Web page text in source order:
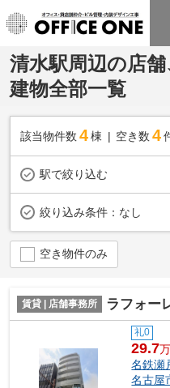
清水駅周辺の店
建物全部一覧
該当物件数 4棟 空き数 4
駅で絞り込む
絞り込み条件： なし
空き物件のみ
賃貸 | 店舗事務所 ラフォー
礼0
29.7
名鉄瀬
名古屋